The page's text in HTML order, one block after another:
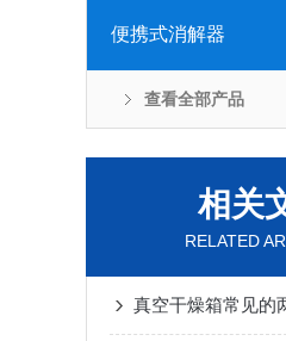
便携式消解器
查看全部产品
相关
RELATED
真空干燥箱常见的